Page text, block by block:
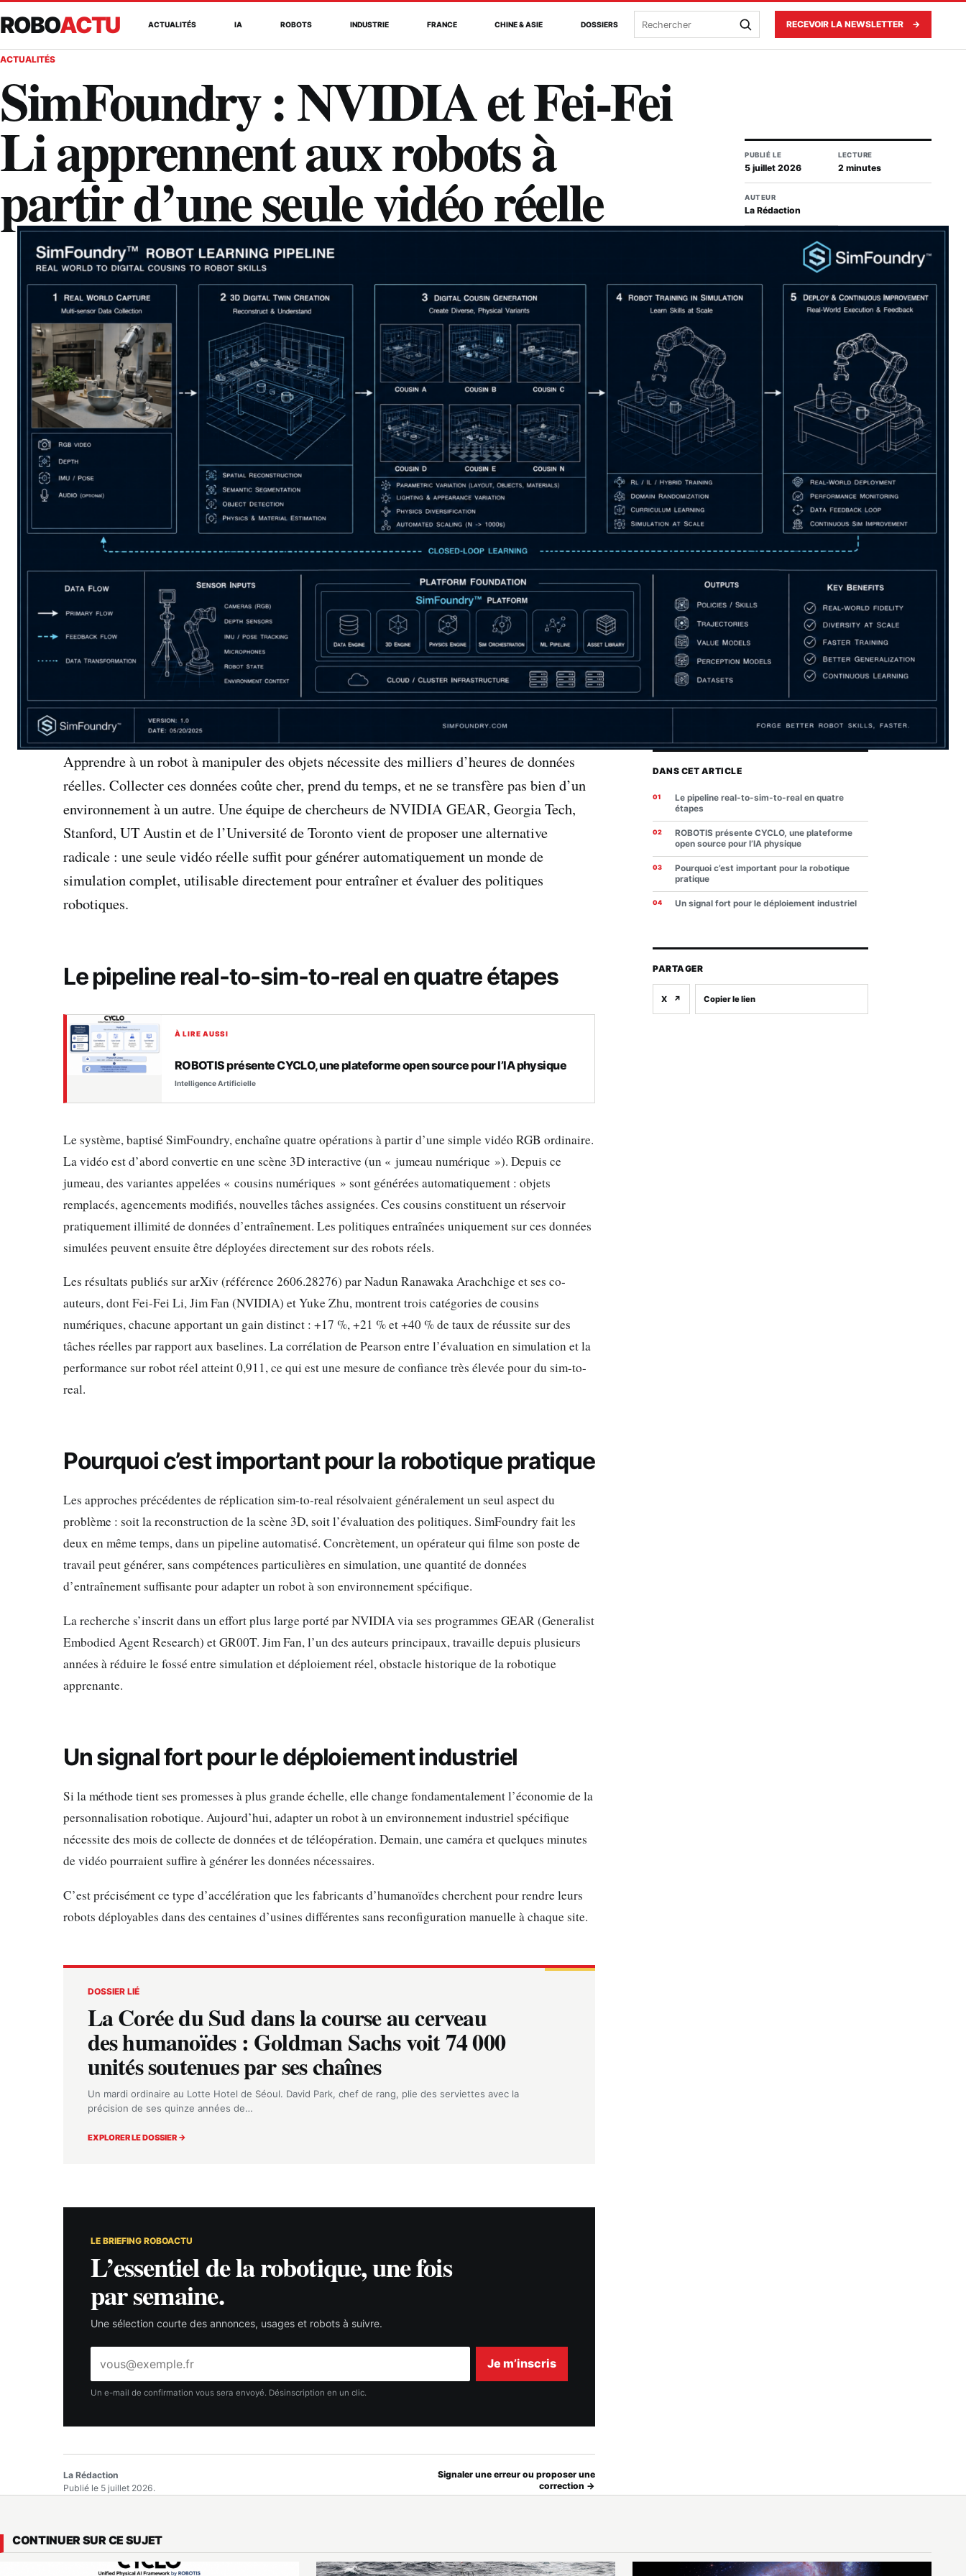
ROBOACTU ACTUALITÉS IA ROBOTS INDUSTRIE FRANCE CHINE & ASIE DOSSIERS Rechercher RECEVOIR LA NEWSLETTER →
ACTUALITÉS
SimFoundry : NVIDIA et Fei-Fei
Li apprennent aux robots à
partir d’une seule vidéo réelle
PUBLIÉ LE
5 juillet 2026
LECTURE
2 minutes
AUTEUR
La Rédaction
Apprendre à un robot à manipuler des objets nécessite des milliers d’heures de données
réelles. Collecter ces données coûte cher, prend du temps, et ne se transfère pas bien d’un
environnement à un autre. Une équipe de chercheurs de NVIDIA GEAR, Georgia Tech,
Stanford, UT Austin et de l’Université de Toronto vient de proposer une alternative
radicale : une seule vidéo réelle suffit pour générer automatiquement un monde de
simulation complet, utilisable directement pour entraîner et évaluer des politiques
robotiques.
Le pipeline real-to-sim-to-real en quatre étapes
À LIRE AUSSI
ROBOTIS présente CYCLO, une plateforme open source pour l’IA physique
Intelligence Artificielle
Le système, baptisé SimFoundry, enchaîne quatre opérations à partir d’une simple vidéo RGB ordinaire.
La vidéo est d’abord convertie en une scène 3D interactive (un « jumeau numérique »). Depuis ce
jumeau, des variantes appelées « cousins numériques » sont générées automatiquement : objets
remplacés, agencements modifiés, nouvelles tâches assignées. Ces cousins constituent un réservoir
pratiquement illimité de données d’entraînement. Les politiques entraînées uniquement sur ces données
simulées peuvent ensuite être déployées directement sur des robots réels.
Les résultats publiés sur arXiv (référence 2606.28276) par Nadun Ranawaka Arachchige et ses co-
auteurs, dont Fei-Fei Li, Jim Fan (NVIDIA) et Yuke Zhu, montrent trois catégories de cousins
numériques, chacune apportant un gain distinct : +17 %, +21 % et +40 % de taux de réussite sur des
tâches réelles par rapport aux baselines. La corrélation de Pearson entre l’évaluation en simulation et la
performance sur robot réel atteint 0,911, ce qui est une mesure de confiance très élevée pour du sim-to-
real.
Pourquoi c’est important pour la robotique pratique
Les approches précédentes de réplication sim-to-real résolvaient généralement un seul aspect du
problème : soit la reconstruction de la scène 3D, soit l’évaluation des politiques. SimFoundry fait les
deux en même temps, dans un pipeline automatisé. Concrètement, un opérateur qui filme son poste de
travail peut générer, sans compétences particulières en simulation, une quantité de données
d’entraînement suffisante pour adapter un robot à son environnement spécifique.
La recherche s’inscrit dans un effort plus large porté par NVIDIA via ses programmes GEAR (Generalist
Embodied Agent Research) et GR00T. Jim Fan, l’un des auteurs principaux, travaille depuis plusieurs
années à réduire le fossé entre simulation et déploiement réel, obstacle historique de la robotique
apprenante.
Un signal fort pour le déploiement industriel
Si la méthode tient ses promesses à plus grande échelle, elle change fondamentalement l’économie de la
personnalisation robotique. Aujourd’hui, adapter un robot à un environnement industriel spécifique
nécessite des mois de collecte de données et de téléopération. Demain, une caméra et quelques minutes
de vidéo pourraient suffire à générer les données nécessaires.
C’est précisément ce type d’accélération que les fabricants d’humanoïdes cherchent pour rendre leurs
robots déployables dans des centaines d’usines différentes sans reconfiguration manuelle à chaque site.
DOSSIER LIÉ
La Corée du Sud dans la course au cerveau
des humanoïdes : Goldman Sachs voit 74 000
unités soutenues par ses chaînes
Un mardi ordinaire au Lotte Hotel de Séoul. David Park, chef de rang, plie des serviettes avec la
précision de ses quinze années de…
EXPLORER LE DOSSIER →
LE BRIEFING ROBOACTU
L’essentiel de la robotique, une fois
par semaine.
Une sélection courte des annonces, usages et robots à suivre.
mail
Je m’inscris
Un e-mail de confirmation vous sera envoyé. Désinscription en un clic.
La Rédaction
Publié le 5 juillet 2026.
Signaler une erreur ou proposer une
correction →
DANS CET ARTICLE
Le pipeline real-to-sim-to-real en quatre
étapes
ROBOTIS présente CYCLO, une plateforme
open source pour l’IA physique
Pourquoi c’est important pour la robotique
pratique
Un signal fort pour le déploiement industriel
PARTAGER
X ↗ Copier le lien
CONTINUER SUR CE SUJET